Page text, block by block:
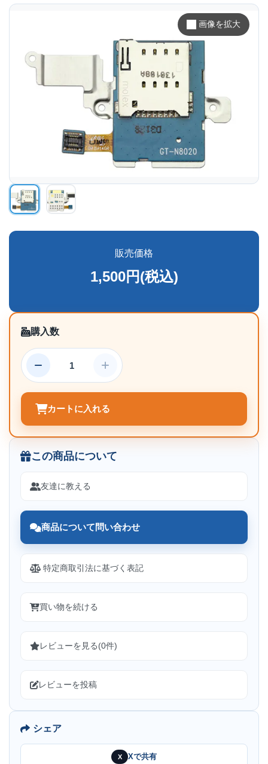
画像を拡大
販売価格
1,500円(税込)
購入数
カートに入れる
この商品について
友達に教える
商品について問い合わせ
特定商取引法に基づく表記
買い物を続ける
レビューを見る(0件)
レビューを投稿
シェア
X Xで共有